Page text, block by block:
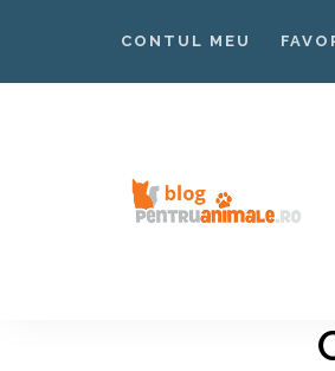
CONTUL MEU